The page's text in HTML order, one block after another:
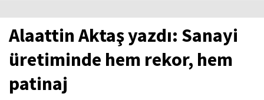
Alaattin Aktaş yazdı: Sanayi
üretiminde hem rekor, hem
patinaj